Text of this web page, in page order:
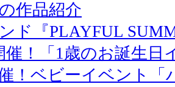
作品紹介
ド『PLAYFUL
催！「1歳のお誕生日
！ベビーイベント